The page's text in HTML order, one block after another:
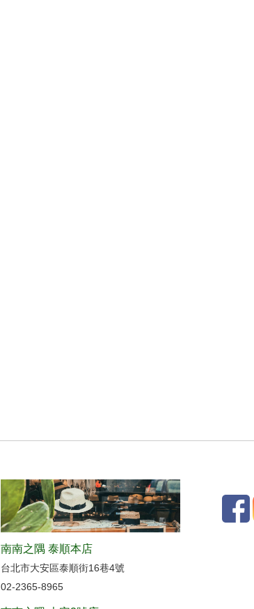
南南之隅 泰順本店
台北市大安區泰順街16巷4號
02-2365-8965